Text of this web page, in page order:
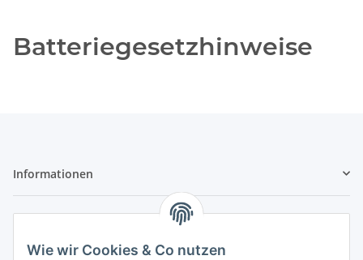
Wie wir Cookies & Co nutzen
Batteriegesetzhinweise
Informationen
Gesetzliche Informationen